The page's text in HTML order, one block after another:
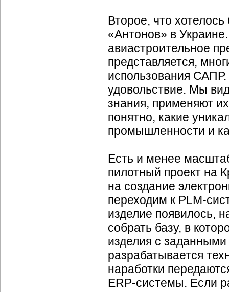
Второе, что
«Антонов» в
авиастроительное
представляется,
использования
удовольствие. Мы
знания, применяют
понятно, какие
промышленности и
Есть и менее
пилотный проект на
на создание
переходим к PLM-
изделие появилось,
собрать базу, в
изделия с
разрабатывается
наработки
ERP-системы. Если